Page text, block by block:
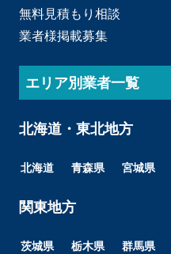
無料見積もり相談
業者様掲載募集
エリア別業者一覧
北海道・東北地方
北海道 青森県 宮城県
関東地方
茨城県 栃木県 群馬県